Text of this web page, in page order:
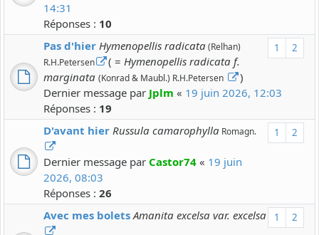
14:31
Réponses : 10
1 2
Pas d'hier Hymenopellis radicata(Relhan)
R.H.Petersen
( =Hymenopellis radicata f.
marginata (Konrad & Maubl.) R.H.Petersen
)
Dernier message par Jplm « 19 juin 2026, 12:03
Réponses : 19
1 2
D'avant hier Russula camarophylla Romagn.
Dernier message par Castor74 « 19 juin
2026, 08:03
Réponses : 26
1 2
Avec mes bolets Amanita excelsa var. excelsa